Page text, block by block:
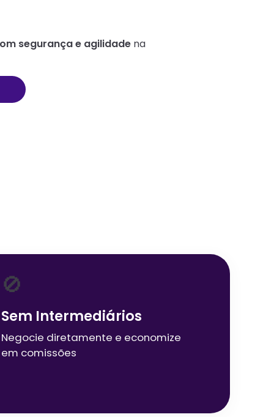
segurança e agilidade na
🚫
Sem Intermediários
Negocie diretamente e economize
em comissões